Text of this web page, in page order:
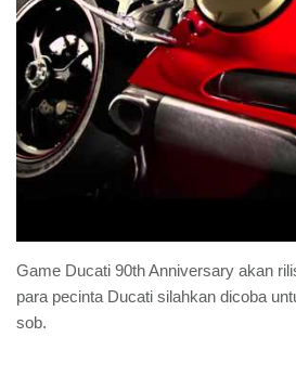
Game Ducati 90th Anniversary akan
para pecinta Ducati silahkan dicoba
sob.